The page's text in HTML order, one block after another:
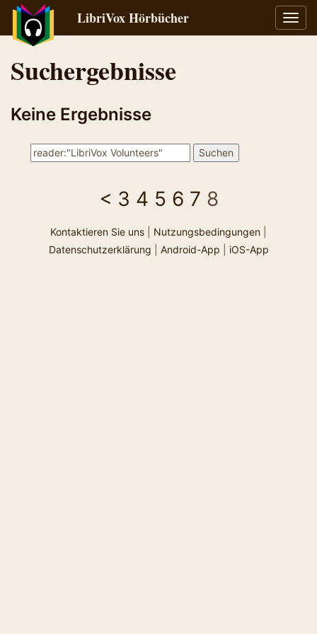
LibriVox Hörbücher
Suchergebnisse
Keine Ergebnisse
< 3 4 5 6 7 8
Kontaktieren Sie uns Nutzungsbedingungen
Datenschutzerklärung
Android-App iOS-App